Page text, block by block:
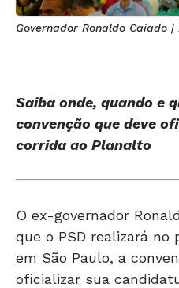
Governador Ronaldo Caiado
Saiba onde, quando e
convenção que deve
corrida ao Planalto
O ex-governador
que o PSD realizará no
em São Paulo, a
oficializar sua